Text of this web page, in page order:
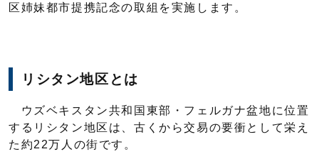
区姉妹都市提携記念の取組を実施します。
リシタン地区とは
ウズベキスタン共和国東部・フェルガナ盆地に位置
するリシタン地区は、古くから交易の要衝として栄え
た約22万人の街です。